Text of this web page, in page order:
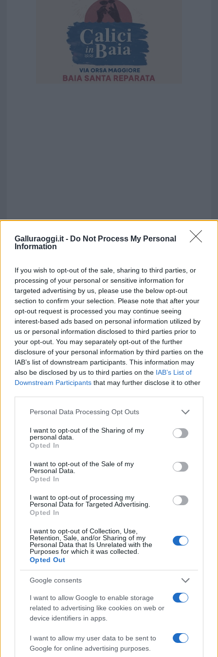
Galluraoggi.it - Do Not Process My Personal
Information
If you wish to opt-out of the sale, sharing to third parties, or
processing of your personal or sensitive information for
targeted advertising by us, please use the below opt-out
section to confirm your selection. Please note that after your
opt-out request is processed you may continue seeing
interest-based ads based on personal information utilized by
us or personal information disclosed to third parties prior to
your opt-out. You may separately opt-out of the further
disclosure of your personal information by third parties on the
IAB’s list of downstream participants. This information may
also be disclosed by us to third parties on the IAB’s List of
Downstream Participants that may further disclose it to other
Please note that this website/app uses one or more Google
not limited to your visit or usage behaviour. You may click to
grant or deny consent to Google and its third-party tags to
use your data for below specified purposes in below Google
consent section.
Personal Data Processing Opt Outs
I want to opt-out of the Sharing of my
personal data.
Opted In
I want to opt-out of the Sale of my
Personal Data.
Opted In
I want to opt-out of processing my
Personal Data for Targeted Advertising.
Opted In
I want to opt-out of Collection, Use,
Retention, Sale, and/or Sharing of my
Personal Data that Is Unrelated with the
Purposes for which it was collected.
Opted Out
Google consents
I want to allow Google to enable storage
related to advertising like cookies on web or
device identifiers in apps.
I want to allow my user data to be sent to
Google for online advertising purposes.
Vuoi rimuovere le pubblicità nazionali?
Puoi abbonarti asoli € 1,10 al mese
cliccando
Sei già abbonato?
Puoi effettuare l'accesso andando nella
sezione Logindal menù del sito o
cliccandoqui
TEMI: Giornata Della Memoria Padru
Inviaci le tue segnalazioni,
Su WhatsApp al numero +39
345 356 7512